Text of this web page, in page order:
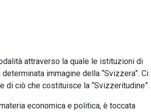
attraverso la quale le istituzioni di
immagine della “Svizzera”. Ci
di ciò che costituisce la “Svizzeritudine”.
economica e politica, è toccata